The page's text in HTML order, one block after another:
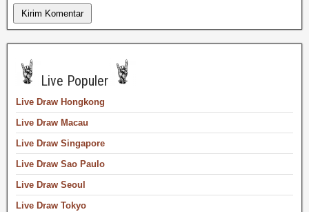
Live Populer
Live Draw Hongkong
Live Draw Macau
Live Draw Singapore
Live Draw Sao Paulo
Live Draw Seoul
Live Draw Tokyo